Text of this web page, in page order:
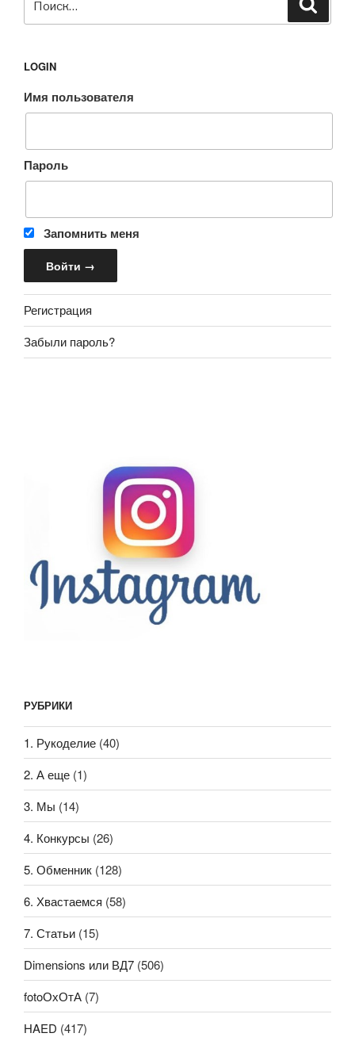
LOGIN
Имя пользователя
Пароль
Запомнить меня
Регистрация
Забыли пароль?
РУБРИКИ
1. Рукоделие (40)
2. А еще (1)
3. Мы (14)
4. Конкурсы (26)
5. Обменник (128)
6. Хвастаемся (58)
7. Статьи (15)
Dimensions или ВД7 (506)
fotoОхОтА (7)
HAED (417)